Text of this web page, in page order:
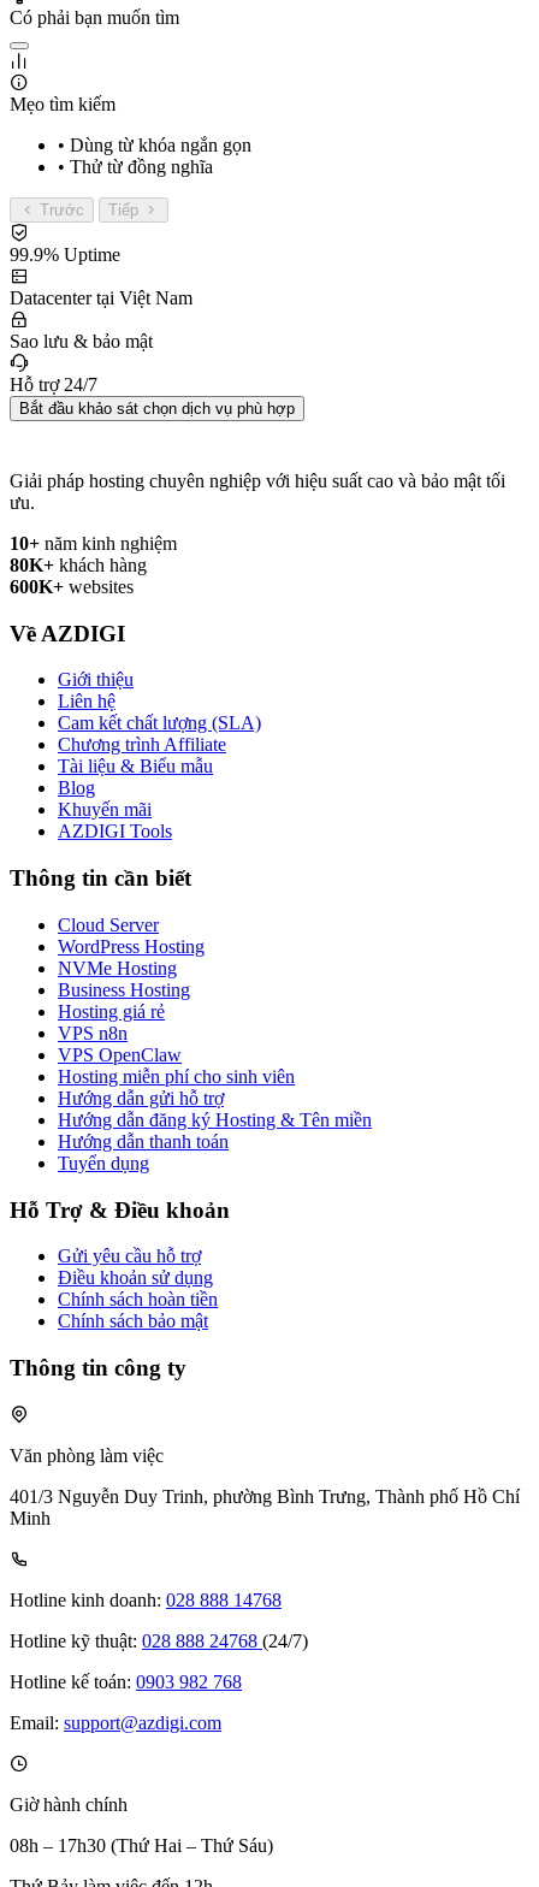
Có phải bạn muốn tìm
Mẹo tìm kiếm
• Dùng từ khóa ngắn gọn
• Thử từ đồng nghĩa
Trước Tiếp
99.9% Uptime
Datacenter tại Việt Nam
Sao lưu & bảo mật
Hỗ trợ 24/7
Bắt đầu khảo sát chọn dịch vụ phù hợp
Giải pháp hosting chuyên nghiệp với hiệu suất cao và bảo mật tối
ưu.
10+ năm kinh nghiệm
80K+ khách hàng
600K+ websites
Về AZDIGI
Giới thiệu
Liên hệ
Cam kết chất lượng (SLA)
Chương trình Affiliate
Tài liệu & Biểu mẫu
Blog
Khuyến mãi
AZDIGI Tools
Thông tin cần biết
Cloud Server
WordPress Hosting
NVMe Hosting
Business Hosting
Hosting giá rẻ
VPS n8n
VPS OpenClaw
Hosting miễn phí cho sinh viên
Hướng dẫn gửi hỗ trợ
Hướng dẫn đăng ký Hosting & Tên miền
Hướng dẫn thanh toán
Tuyển dụng
Hỗ Trợ & Điều khoản
Gửi yêu cầu hỗ trợ
Điều khoản sử dụng
Chính sách hoàn tiền
Chính sách bảo mật
Thông tin công ty
Văn phòng làm việc
401/3 Nguyễn Duy Trinh, phường Bình Trưng, Thành phố Hồ Chí
Minh
Hotline kinh doanh: 028 888 14768
Hotline kỹ thuật: 028 888 24768 (24/7)
Hotline kế toán: 0903 982 768
Email: support@azdigi.com
Giờ hành chính
08h – 17h30 (Thứ Hai – Thứ Sáu)